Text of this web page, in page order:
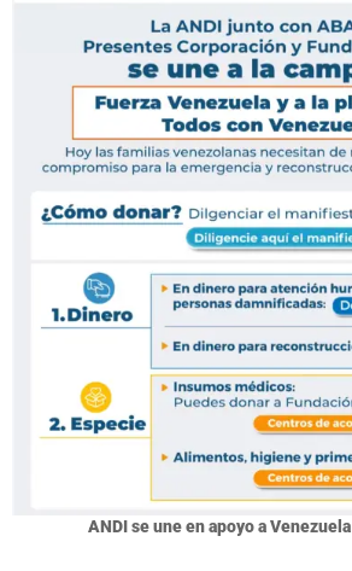
ANDI se une en apoyo a Venezuela